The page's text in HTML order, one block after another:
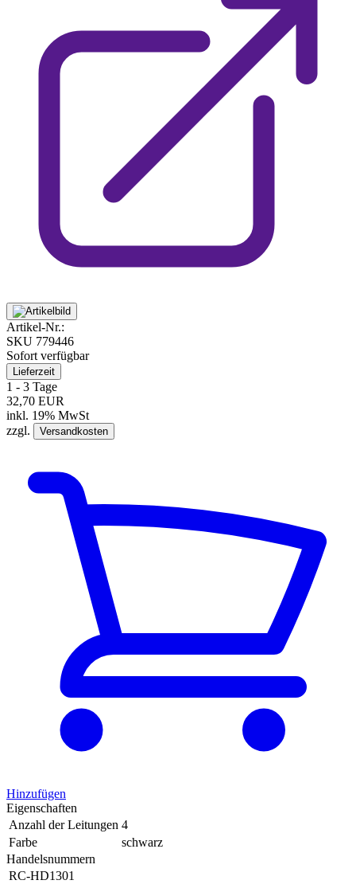
Artikel-Nr.:
SKU 779446
Sofort verfügbar
Lieferzeit
1 - 3 Tage
32,70 EUR
inkl. 19% MwSt
zzgl.
Versandkosten
Hinzufügen
Eigenschaften
Anzahl der Leitungen 4
Farbe
schwarz
Handelsnummern
RC-HD1301